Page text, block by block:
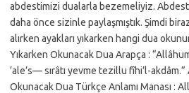
abdestimizi dualarla bezemeliyiz. Abdest
daha önce sizinle paylaşmıştık. Şimdi
alırken ayakları yıkarken hangi dua
Yıkarken Okunacak Dua Arapça :
‘ale’s— sırâtı yevme tezillu fîhi’l-akdâm.”
Okunacak Dua Türkçe Anlamı Manası :